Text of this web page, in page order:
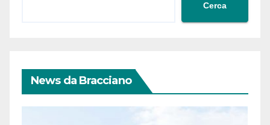
Cerca
News da Bracciano